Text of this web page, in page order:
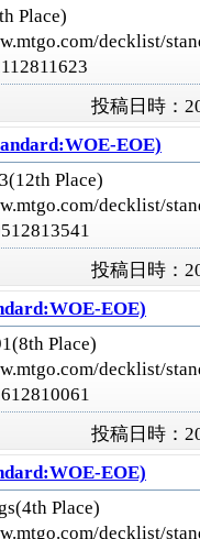
Place)
decklist/
投稿日時：
EOE)
Place)
decklist/
投稿日時：
EOE)
Place)
decklist/
投稿日時：
EOE)
Place)
decklist/